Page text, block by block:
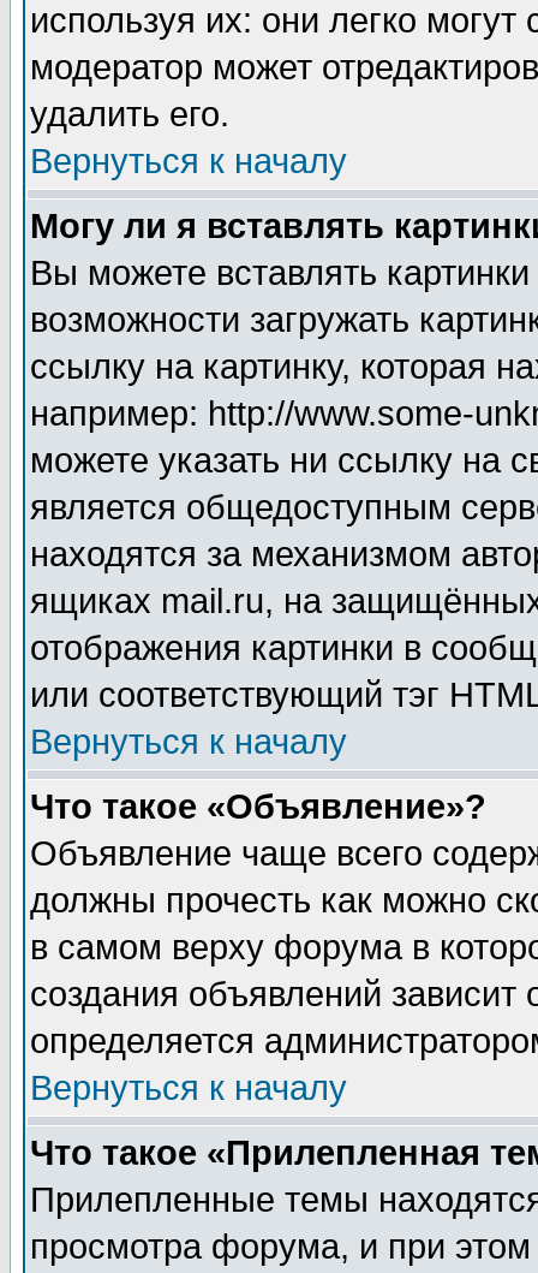
используя их: они легко
модератор может
удалить его.
Вернуться к началу
Могу ли я вставлять
Вы можете вставлять
возможности загружать
ссылку на картинку, которая
например: http://www.some-
можете указать ни ссылку на
является общедоступным
находятся за механизмом
ящиках mail.ru, на
отображения картинки в
или соответствующий тэг
Вернуться к началу
Что такое «Объявление»?
Объявление чаще всего
должны прочесть как можно
в самом верху форума в
создания объявлений зависит
определяется
Вернуться к началу
Что такое «Прилепленная
Прилепленные темы
просмотра форума, и при